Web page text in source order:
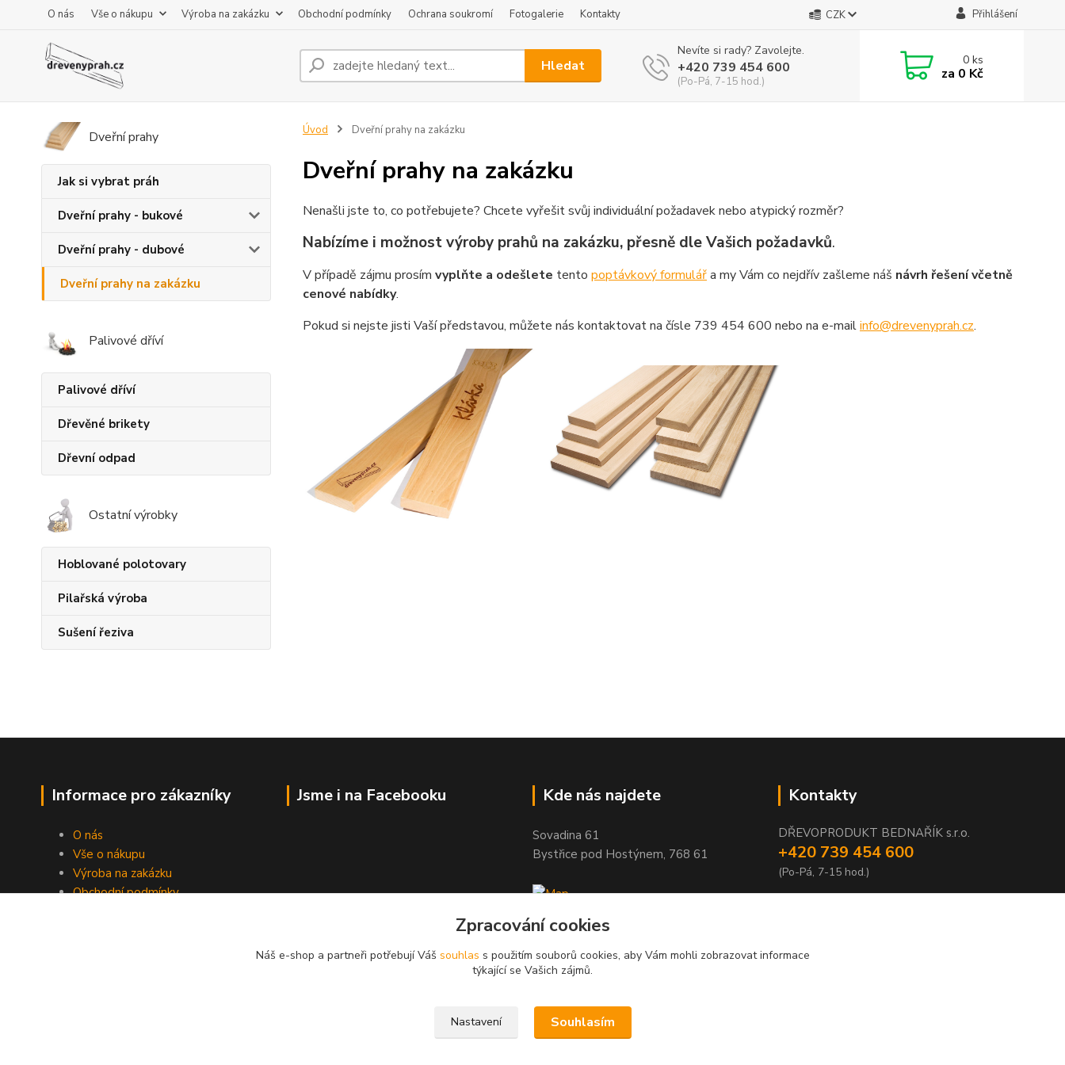
O nás Vše o nákupu Výroba na zakázku Obchodní podmínky Ochrana soukromí Fotogalerie Kontakty CZK Přihlášení
Hledat
Nevíte si rady? Zavolejte.
+420 739 454 600
(Po-Pá, 7-15 hod.)
0ks
za 0 Kč
Dveřní prahy
Jak si vybrat práh
Dveřní prahy - bukové
Dveřní prahy - dubové
Dveřní prahy na zakázku
Palivové dříví
Palivové dříví
Dřevěné brikety
Dřevní odpad
Ostatní výrobky
Hoblované polotovary
Pilařská výroba
Sušení řeziva
Úvod Dveřní prahy na zakázku
Dveřní prahy na zakázku
Nenašli jste to, co potřebujete? Chcete vyřešit svůj individuální požadavek nebo atypický rozměr?
Nabízíme i možnost výroby prahů na zakázku, přesně dle Vašich požadavků.
V případě zájmu prosím vyplňte a odešlete tento poptávkový formulářa my Vám co nejdřív zašleme náš návrh řešení včetně
cenové nabídky.
Pokud si nejste jisti Vaší představou, můžete nás kontaktovat na čísle 739 454 600 nebo na e-mailinfo@drevenyprah.cz.
Informace pro zákazníky
O nás
Vše o nákupu
Výroba na zakázku
Obchodní podmínky
Jsme i na Facebooku Kde nás najdete
Sovadina 61
Bystřice pod Hostýnem, 768 61
Kontakty
DŘEVOPRODUKT BEDNAŘÍK s.r.o.
+420 739 454 600
(Po-Pá, 7-15 hod.)
Zpracování cookies
Náš e-shop a partneři potřebují Váš souhlas s použitím souborů cookies, aby Vám mohli zobrazovat informace
týkající se Vašich zájmů.
Nastavení Souhlasím